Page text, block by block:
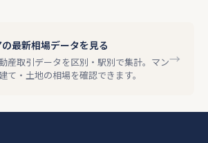
最新相場データを見る
産取引データを区別・駅別で集計。マン
て・土地の相場を確認できます。
→